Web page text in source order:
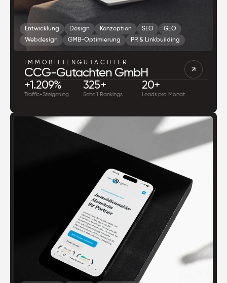
Entwicklung Design Konzeption SEO
GEO
Webdesign
GMB-Optimierung PR & Linkbuilding
IMMOBILIENGUTACHTER
CCG-Gutachten GmbH
+1.209%
Traffic-Steigerung
325+
Seite 1 Rankings
20+
Leads pro Monat